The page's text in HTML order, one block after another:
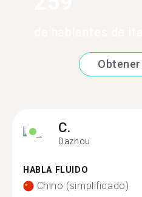
C.
Dazhou
HABLA FLUIDO
Chino (simplificado)